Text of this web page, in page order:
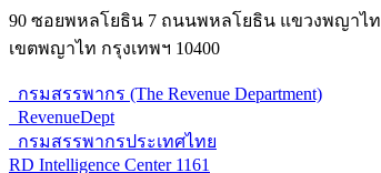
90 ซอยพหลโยธิน 7 ถนนพหลโยธิน แขวงพญาไท
เขตพญาไท กรุงเทพฯ 10400
กรมสรรพากร (The Revenue Department)
RevenueDept
กรมสรรพากรประเทศไทย
RD Intelligence Center 1161